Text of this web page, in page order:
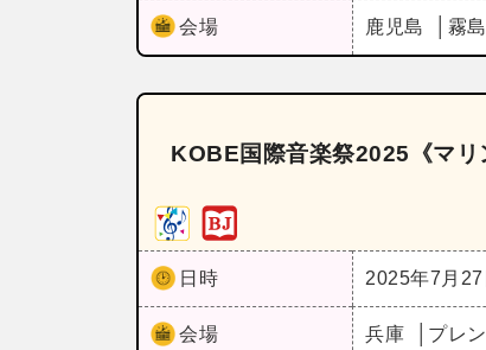
会場 鹿児島 霧
KOBE国際音楽祭2025《マリ
日時 2025年7月27
会場 兵庫 プレ